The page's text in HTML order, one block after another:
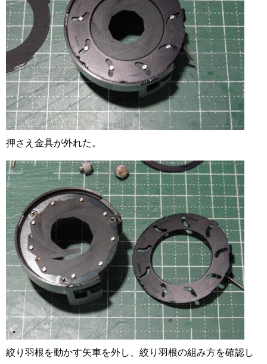
押さえ金具が外れた。
絞り羽根を動かす矢車を外し、絞り羽根の組み方を確認し